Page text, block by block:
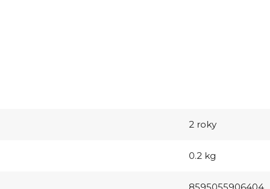
2 roky
0.2 kg